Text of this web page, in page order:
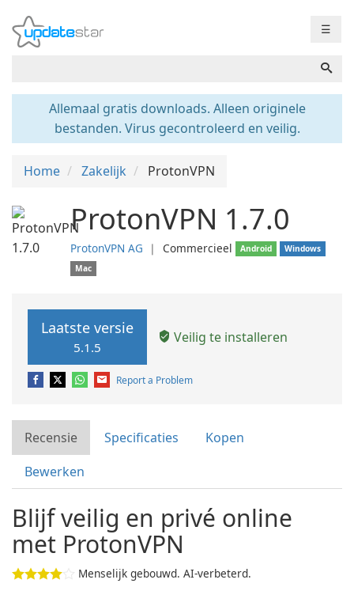
☰
Allemaal gratis downloads. Alleen originele
bestanden. Virus gecontroleerd en veilig.
Home Zakelijk ProtonVPN
ProtonVPN 1.7.0
ProtonVPN AG ❘ Commercieel Android
Windows
Mac
Laatste versie
5.1.5
Veilig te installeren
Report a Problem
Recensie Specificaties
Kopen
Bewerken
Blijf veilig en privé online
met ProtonVPN
Menselijk gebouwd. AI-verbeterd.